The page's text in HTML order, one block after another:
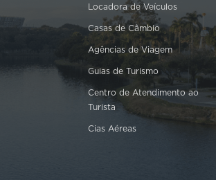
Locadora de Veículos
Casas de Câmbio
Agências de Viagem
Guias de Turismo
Centro de Atendimento ao
Turista
Cias Aéreas